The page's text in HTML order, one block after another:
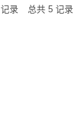
记录 总共 5 记录